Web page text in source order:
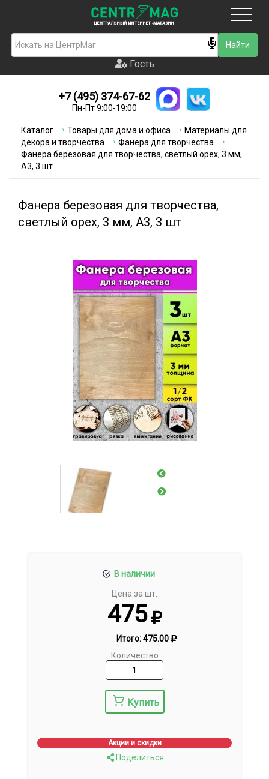
Гость
Новинки
Условия доставки
Условия оплаты
Акции и скидки
Гость
+7 (495) 374-67-62
Пн-Пт 9:00-19:00
Каталог Товары для дома и офиса
Материалы для
декора и творчества
Фанера для творчества
Фанера березовая для творчества, светлый орех, 3 мм,
А3, 3 шт
Фанера березовая для творчества,
светлый орех, 3 мм, А3, 3 шт
В наличии
Цена за шт.
475
Итого:475.00
Количество
Купить
Акции и скидки
Поделиться